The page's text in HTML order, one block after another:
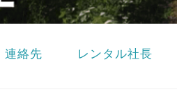
連絡先 レンタル社長